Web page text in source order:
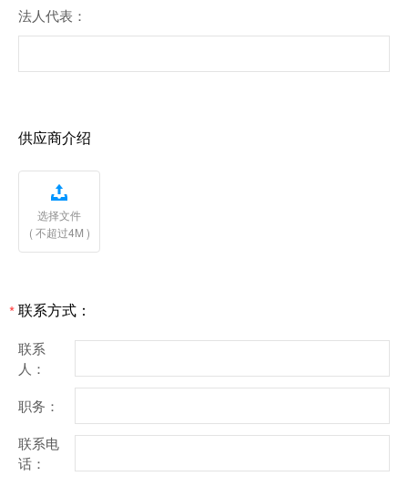
法人代表：
供应商介绍

选择文件
( 不超过4M )
*联系方式：
联系
人：
职务：
联系电
话：